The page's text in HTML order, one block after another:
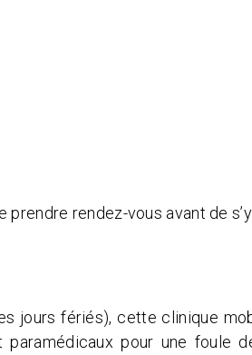
rendez-vous avant de
jours fériés), cette clinique
pour une foule